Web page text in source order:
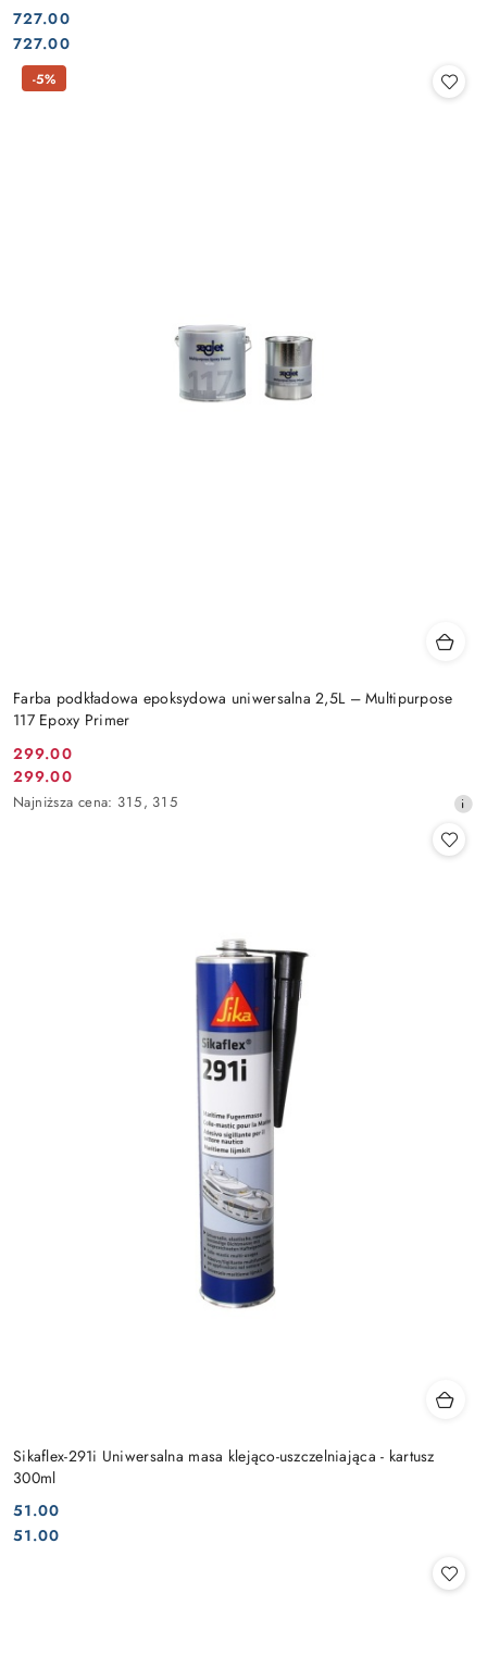
Cena:
727.00
Cena:
727.00
Farba podkładowa epoksydowa uniwersalna 2,5L – Multipurpose
117 Epoxy Primer
Cena
promocyjna:
299.00
Cena
promocyjna:
299.00
Najniższa
Najniższa cena: 315, 315
-5%
Sikaflex-291i Uniwersalna masa klejąco-uszczelniająca - kartusz
300ml
Cena:
51.00
Cena:
51.00